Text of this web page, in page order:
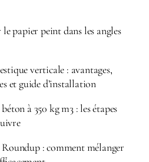
papier peint dans les angles
verticale : avantages,
et guide d’installation
à 350 kg m3 : les étapes
Roundup : comment mélanger